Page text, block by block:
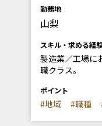
勤務地
山梨
スキル・求める経
製造業／工場に
職クラス。
ポイント
#地域 #職種